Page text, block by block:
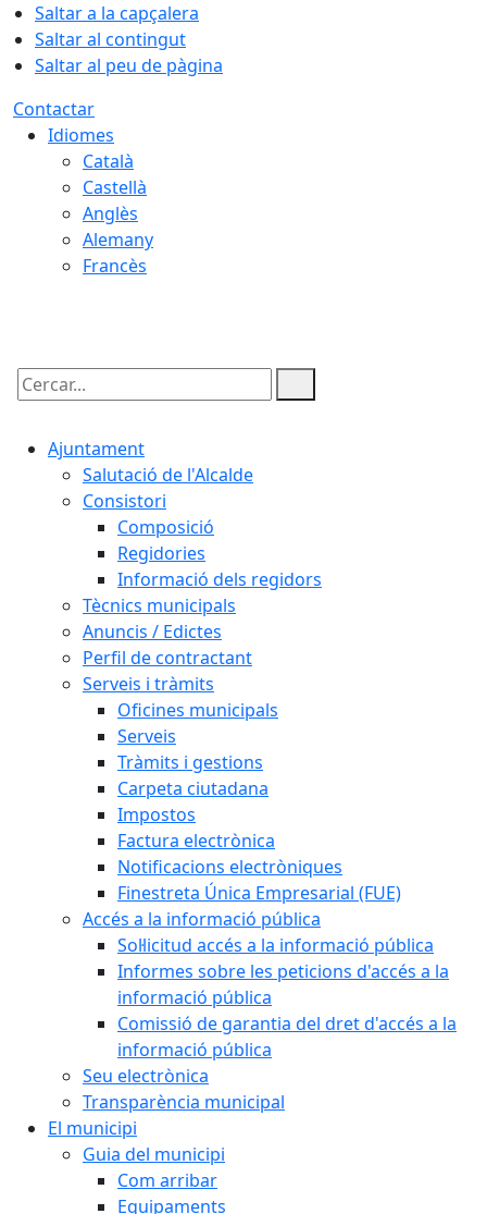
Saltar a la capçalera
Saltar al contingut
Saltar al peu de pàgina
Contactar
Idiomes
Català
Castellà
Anglès
Alemany
Francès
Cercar:
Ajuntament
Salutació de l'Alcalde
Consistori
Composició
Regidories
Informació dels regidors
Tècnics municipals
Anuncis / Edictes
Perfil de contractant
Serveis i tràmits
Oficines municipals
Serveis
Tràmits i gestions
Carpeta ciutadana
Impostos
Factura electrònica
Notificacions electròniques
Finestreta Única Empresarial (FUE)
Accés a la informació pública
Sol·licitud accés a la informació pública
Informes sobre les peticions d'accés a la
informació pública
Comissió de garantia del dret d'accés a la
informació pública
Seu electrònica
Transparència municipal
El municipi
Guia del municipi
Com arribar
Equipaments